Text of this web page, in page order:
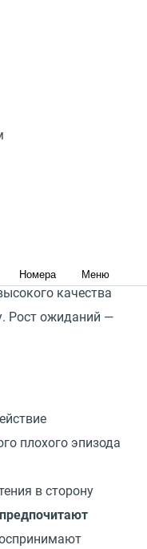
Номера Меню
каналов
При этом
предпочитают
качества
Рост ожиданий —
плохого эпизода
в сторону